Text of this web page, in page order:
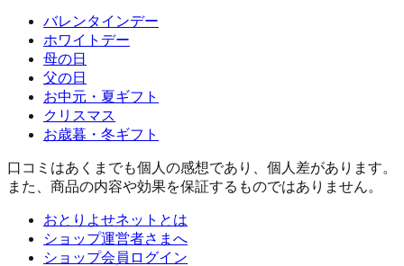
バレンタインデー
ホワイトデー
母の日
父の日
お中元・夏ギフト
クリスマス
お歳暮・冬ギフト
口コミはあくまでも個人の感想であり、個人差があります。
また、商品の内容や効果を保証するものではありません。
おとりよせネットとは
ショップ運営者さまへ
ショップ会員ログイン